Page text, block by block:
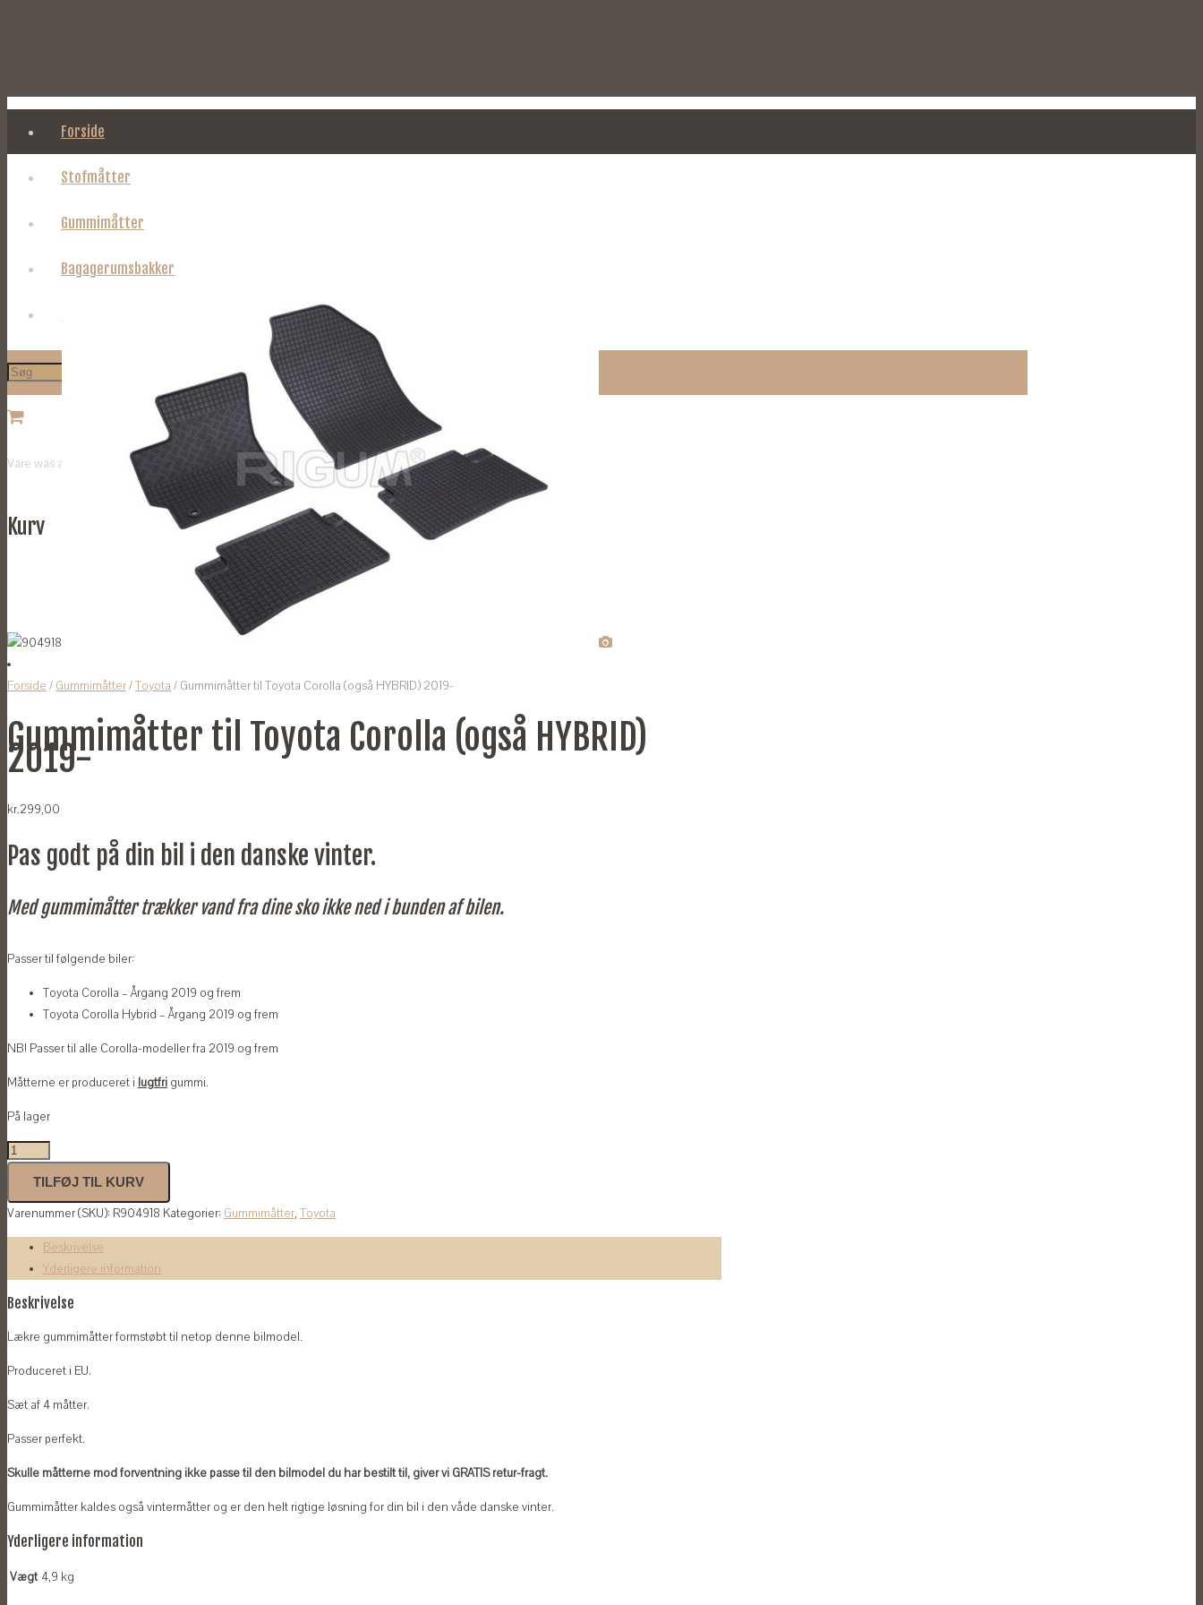
Forside
Stofmåtter
Gummimåtter
Bagagerumsbakker
Vare was added to your cart
Kurv
Forside / Gummimåtter/Toyota / Gummimåtter til Toyota Corolla (også HYBRID) 2019-
Gummimåtter til Toyota Corolla (også HYBRID)
2019-
kr.299,00
Pas godt på din bil i den danske vinter.
Med gummimåtter trækker vand fra dine sko ikke ned i bunden af bilen.
Passer til følgende biler:
Toyota Corolla – Årgang 2019 og frem
Toyota Corolla Hybrid – Årgang 2019 og frem
NB! Passer til alle Corolla-modeller fra 2019 og frem
Måtterne er produceret i lugtfri gummi.
På lager
Gummimåtter
Corolla
(også
HYBRID)
2019-
antal
TILFØJ TIL KURV
Varenummer (SKU): R904918 Kategorier: Gummimåtter, Toyota
Beskrivelse
Yderligere information
Beskrivelse
Lækre gummimåtter formstøbt til netop denne bilmodel.
Produceret i EU.
Sæt af 4 måtter.
Passer perfekt.
Skulle måtterne mod forventning ikke passe til den bilmodel du har bestilt til, giver vi GRATIS retur-fragt.
Gummimåtter kaldes også vintermåtter og er den helt rigtige løsning for din bil i den våde danske vinter.
Yderligere information
Vægt 4,9 kg